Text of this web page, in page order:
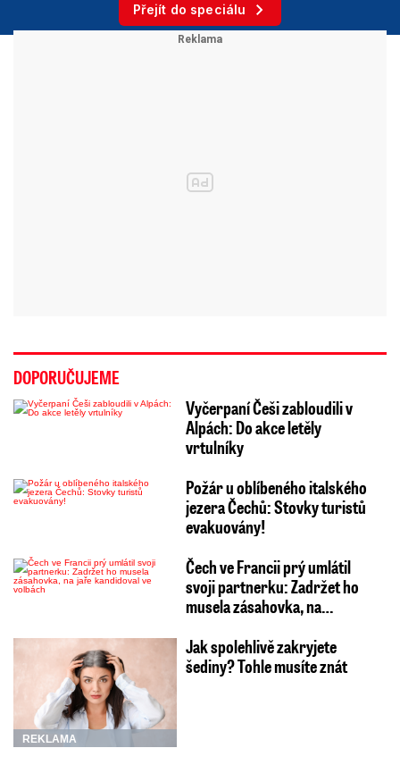
Přejít do speciálu
DOPORUČUJEME
Vyčerpaní Češi zabloudili v
Alpách: Do akce letěly
vrtulníky
Požár u oblíbeného italského
jezera Čechů: Stovky turistů
evakuovány!
Čech ve Francii prý umlátil
svoji partnerku: Zadržet ho
musela zásahovka, na…
REKLAMA
Jak spolehlivě zakryjete
šediny? Tohle musíte znát